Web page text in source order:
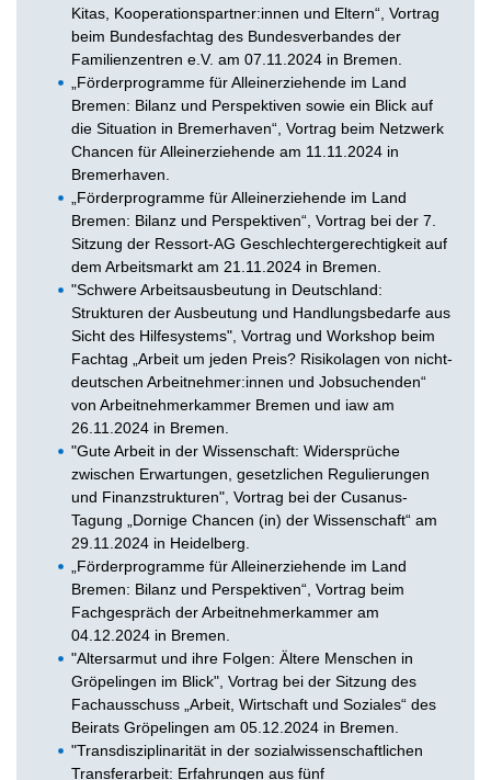
Kitas, Kooperationspartner:innen und Eltern“, Vortrag
beim Bundesfachtag des Bundesverbandes der
Familienzentren e.V. am 07.11.2024 in Bremen.
„Förderprogramme für Alleinerziehende im Land
Bremen: Bilanz und Perspektiven sowie ein Blick auf
die Situation in Bremerhaven“, Vortrag beim Netzwerk
Chancen für Alleinerziehende am 11.11.2024 in
Bremerhaven.
„Förderprogramme für Alleinerziehende im Land
Bremen: Bilanz und Perspektiven“, Vortrag bei der 7.
Sitzung der Ressort-AG Geschlechtergerechtigkeit auf
dem Arbeitsmarkt am 21.11.2024 in Bremen.
"Schwere Arbeitsausbeutung in Deutschland:
Strukturen der Ausbeutung und Handlungsbedarfe aus
Sicht des Hilfesystems", Vortrag und Workshop beim
Fachtag „Arbeit um jeden Preis? Risikolagen von nicht-
deutschen Arbeitnehmer:innen und Jobsuchenden“
von Arbeitnehmerkammer Bremen und iaw am
26.11.2024 in Bremen.
"Gute Arbeit in der Wissenschaft: Widersprüche
zwischen Erwartungen, gesetzlichen Regulierungen
und Finanzstrukturen", Vortrag bei der Cusanus-
Tagung „Dornige Chancen (in) der Wissenschaft“ am
29.11.2024 in Heidelberg.
„Förderprogramme für Alleinerziehende im Land
Bremen: Bilanz und Perspektiven“, Vortrag beim
Fachgespräch der Arbeitnehmerkammer am
04.12.2024 in Bremen.
"Altersarmut und ihre Folgen: Ältere Menschen in
Gröpelingen im Blick", Vortrag bei der Sitzung des
Fachausschuss „Arbeit, Wirtschaft und Soziales“ des
Beirats Gröpelingen am 05.12.2024 in Bremen.
"Transdisziplinarität in der sozialwissenschaftlichen
Transferarbeit: Erfahrungen aus fünf